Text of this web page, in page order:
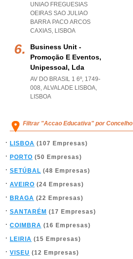
UNIAO FREGUESIAS
OEIRAS SAO JULIAO
BARRA PACO ARCOS
CAXIAS, LISBOA
Business Unit -
Promoção E Eventos,
Unipessoal, Lda
AV DO BRASIL 1 6º, 1749-
008, ALVALADE LISBOA,
LISBOA
Filtrar "Accao Educativa" por Concelho
LISBOA (107 Empresas)
PORTO (50 Empresas)
SETÚBAL (48 Empresas)
AVEIRO (24 Empresas)
BRAGA (22 Empresas)
SANTARÉM (17 Empresas)
COIMBRA (16 Empresas)
LEIRIA (15 Empresas)
VISEU (12 Empresas)